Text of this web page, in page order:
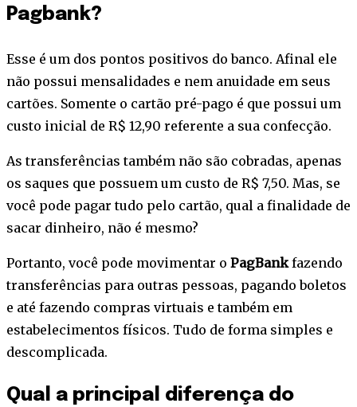
Pagbank?
Esse é um dos pontos positivos do banco. Afinal ele
não possui mensalidades e nem anuidade em seus
cartões. Somente o cartão pré-pago é que possui um
custo inicial de R$ 12,90 referente a sua confecção.
As transferências também não são cobradas, apenas
os saques que possuem um custo de R$ 7,50. Mas, se
você pode pagar tudo pelo cartão, qual a finalidade de
sacar dinheiro, não é mesmo?
Portanto, você pode movimentar o PagBankfazendo
transferências para outras pessoas, pagando boletos
e até fazendo compras virtuais e também em
estabelecimentos físicos. Tudo de forma simples e
descomplicada.
Qual a principal diferença do